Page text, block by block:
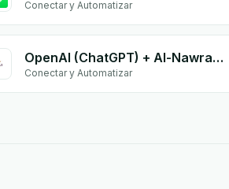
Conectar y Automatizar
OpenAI (ChatGPT) + Al-Nawras (Nawris)
Conectar y Automatizar